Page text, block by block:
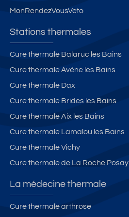
O
T
U
DI
S
P
NI
B
LE
05
O
T
re
p
ar
te
m
t
H
Y
S
E
S)
MonRendezVousVeto
Stations thermales
Cure thermale Balaruc les Bains
Cure thermale Avène les Bains
Cure thermale Dax
Cure thermale Brides les Bains
Cure thermale Aix les Bains
Cure thermale Lamalou les Bains
Cure thermale Vichy
Cure thermale de La Roche Posay
La médecine thermale
Cure thermale arthrose